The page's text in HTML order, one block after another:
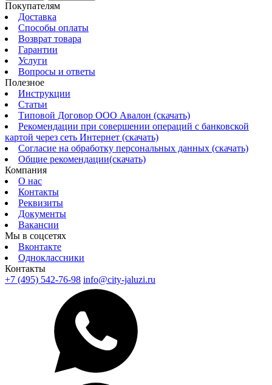
Покупателям
Доставка
Способы оплаты
Возврат товара
Гарантии
Услуги
Вопросы и ответы
Полезное
Инструкции
Статьи
Типовой Договор ООО Авалон (скачать)
Рекомендации при совершении операций с банковской
картой через сеть Интернет (скачать)
Согласие на обработку персональных данных (скачать)
Общие рекомендации(скачать)
Компания
О нас
Контакты
Реквизиты
Документы
Вакансии
Мы в соцсетях
Вконтакте
Одноклассники
Контакты
+7 (495) 542-76-98 info@city-jaluzi.ru